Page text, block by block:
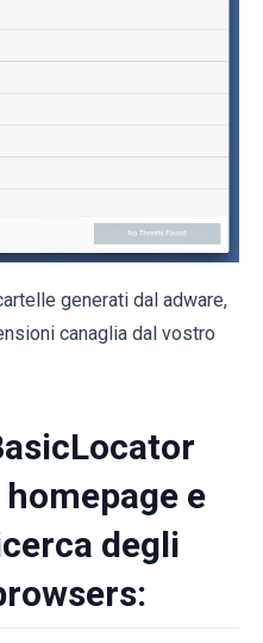
generati dal adware,
canaglia dal vostro
e
degli